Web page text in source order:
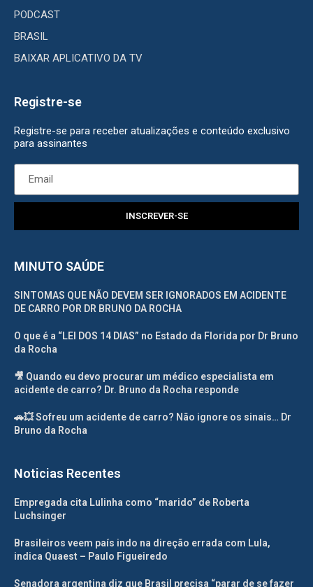
PODCAST
BRASIL
BAIXAR APLICATIVO DA TV
Registre-se
Registre-se para receber atualizações e conteúdo exclusivo
para assinantes
INSCREVER-SE
MINUTO SAÚDE
SINTOMAS QUE NÃO DEVEM SER IGNORADOS EM ACIDENTE
DE CARRO POR DR BRUNO DA ROCHA
O que é a “LEI DOS 14 DIAS” no Estado da Florida por Dr Bruno
da Rocha
🎥 Quando eu devo procurar um médico especialista em
acidente de carro? Dr. Bruno da Rocha responde
🚗💥 Sofreu um acidente de carro? Não ignore os sinais… Dr
Bruno da Rocha
Noticias Recentes
Empregada cita Lulinha como “marido” de Roberta
Luchsinger
Brasileiros veem país indo na direção errada com Lula,
indica Quaest – Paulo Figueiredo
Senadora argentina diz que Brasil precisa “parar de se fazer